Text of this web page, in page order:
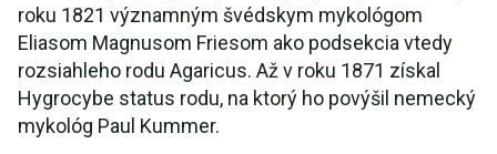
roku 1821 významným švédskym mykológom
Eliasom Magnusom Friesom ako podsekcia vtedy
rozsiahleho rodu Agaricus. Až v roku 1871 získal
Hygrocybe status rodu, na ktorý ho povýšil nemecký
mykológ Paul Kummer.